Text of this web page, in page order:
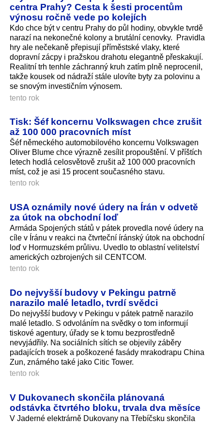
centra Prahy? Cesta k šesti procentům
výnosu ročně vede po kolejích
Kdo chce být v centru Prahy do půl hodiny, obvykle tvrdě
narazí na nekonečné kolony a brutální cenovky. Pravidla
hry ale nečekaně přepisují příměstské vlaky, které
dopravní zácpy i pražskou drahotu elegantně přeskakují.
Realitní trh tenhle záchranný kruh zatím plně neprocenil,
takže kousek od nádraží stále ulovíte byty za polovinu a
se snovým investičním výnosem.
tento rok
Tisk: Šéf koncernu Volkswagen chce zrušit
až 100 000 pracovních míst
Šéf německého automobilového koncernu Volkswagen
Oliver Blume chce výrazně zesílit propouštění. V příštích
letech hodlá celosvětově zrušit až 100 000 pracovních
míst, což je asi 15 procent současného stavu.
tento rok
USA oznámily nové údery na Írán v odvetě
za útok na obchodní loď
Armáda Spojených států v pátek provedla nové údery na
cíle v Íránu v reakci na čtvrteční íránský útok na obchodní
loď v Hormuzském průlivu. Uvedlo to oblastní velitelství
amerických ozbrojených sil CENTCOM.
tento rok
Do nejvyšší budovy v Pekingu patrně
narazilo malé letadlo, tvrdí svědci
Do nejvyšší budovy v Pekingu v pátek patrně narazilo
malé letadlo. S odvoláním na svědky o tom informují
tiskové agentury, úřady se k tomu bezprostředně
nevyjádřily. Na sociálních sítích se objevily záběry
padajících trosek a poškozené fasády mrakodrapu China
Zun, známého také jako Citic Tower.
tento rok
V Dukovanech skončila plánovaná
odstávka čtvrtého bloku, trvala dva měsíce
V Jaderné elektrárně Dukovany na Třebíčsku skončila